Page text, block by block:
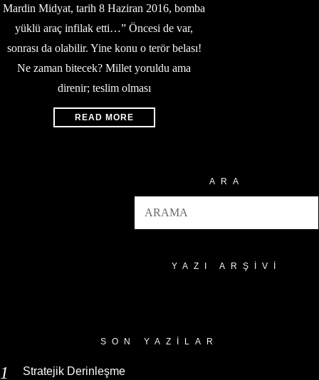
Mardin Midyat, tarih 8 Haziran 2016, bomba
yüklü araç infilak etti…” Öncesi de var,
sonrası da olabilir. Yine konu o terör belası!
Ne zaman bitecek? Millet yoruldu ama
direnir; teslim olması
READ MORE
ARA
YAZI ARŞIVI
SON YAZILAR
Stratejik Derinleşme